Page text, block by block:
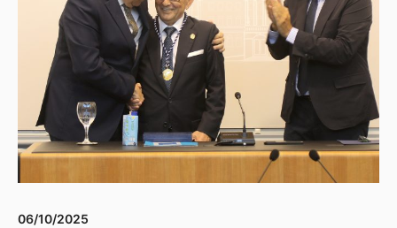
06/10/2025